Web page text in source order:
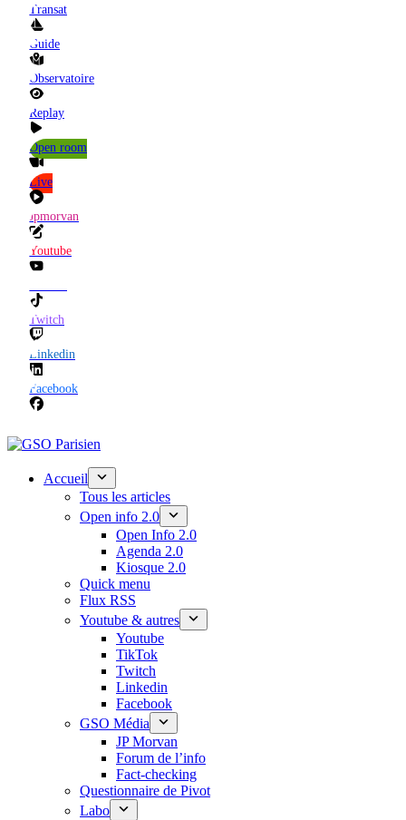
Transat
Guide
Observatoire
Replay
Open room
Live
Jpmorvan
Youtube
Twitch
Linkedin
Facebook
Accueil
Tous les articles
Open info 2.0
Open Info 2.0
Agenda 2.0
Kiosque 2.0
Quick menu
Flux RSS
Youtube & autres
Youtube
TikTok
Twitch
Linkedin
Facebook
GSO Média
JP Morvan
Forum de l’info
Fact-checking
Questionnaire de Pivot
Labo